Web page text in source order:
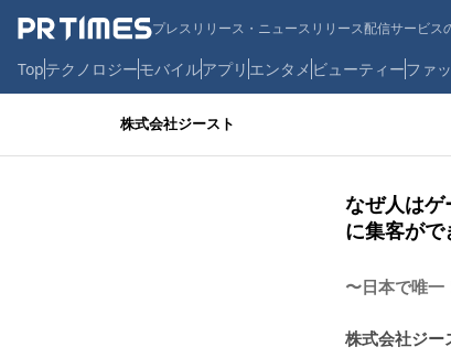
プレスリリース・ニュースリリース配信サービス
Topテクノロジーモバイルアプリ エンタメ ビューティーファ
株式会社ジースト
なぜ人はゲ
に集客が
〜日本で唯一
株式会社ジー